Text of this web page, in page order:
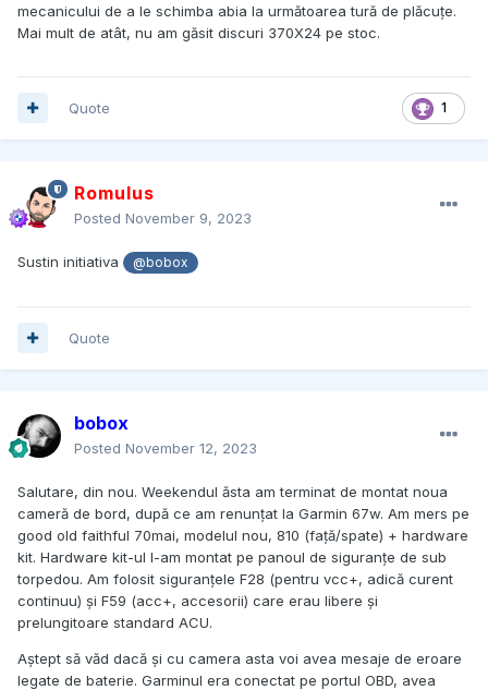
mecanicului de a le schimba abia la următoarea tură de plăcuțe.
Mai mult de atât, nu am găsit discuri 370X24 pe stoc.
1
Quote
Romulus
Posted November 9, 2023
Sustin initiativa @bobox
Quote
bobox
Posted November 12, 2023
Salutare, din nou. Weekendul ăsta am terminat de montat noua
cameră de bord, după ce am renunțat la Garmin 67w. Am mers pe
good old faithful 70mai, modelul nou, 810 (față/spate) + hardware
kit. Hardware kit-ul l-am montat pe panoul de siguranțe de sub
torpedou. Am folosit siguranțele F28 (pentru vcc+, adică curent
continuu) și F59 (acc+, accesorii) care erau libere și
prelungitoare standard ACU.
Aștept să văd dacă și cu camera asta voi avea mesaje de eroare
legate de baterie. Garminul era conectat pe portul OBD, avea